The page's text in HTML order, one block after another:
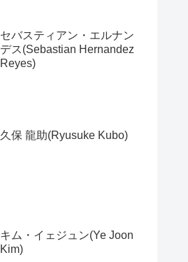
セバスティアン・エルナン
デス(Sebastian Hernandez
Reyes)
久保 龍助(Ryusuke Kubo)
キム・イェジュン(Ye Joon
Kim)